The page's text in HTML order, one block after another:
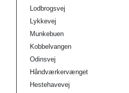
Lodbrogsvej
Lykkevej
Munkebuen
Kobbelvangen
Odinsvej
Håndværkervænget
Hestehavevej